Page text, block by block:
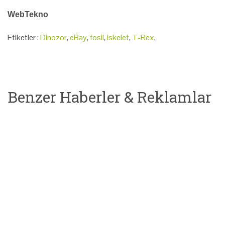
WebTekno
Etiketler :Dinozor,eBay,fosil,iskelet, T-Rex,
Benzer Haberler & Reklamlar